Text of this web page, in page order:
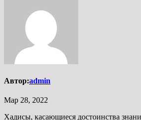
Автор:admin
Мар 28, 2022
Хадисы, касающиеся достоинства